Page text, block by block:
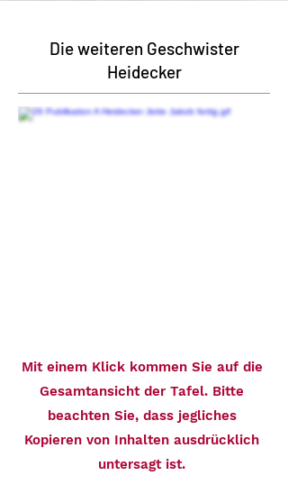
Die weiteren Geschwister
Heidecker
Mit einem Klick kommen Sie auf die
Gesamtansicht der Tafel. Bitte
beachten Sie, dass jegliches
Kopieren von Inhalten ausdrücklich
untersagt ist.